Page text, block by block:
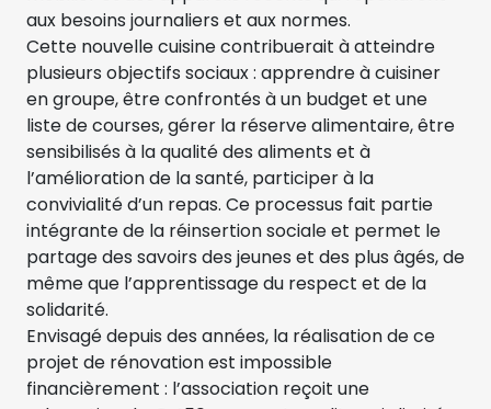
aux besoins journaliers et aux normes.
Cette nouvelle cuisine contribuerait à atteindre
plusieurs objectifs sociaux : apprendre à cuisiner
en groupe, être confrontés à un budget et une
liste de courses, gérer la réserve alimentaire, être
sensibilisés à la qualité des aliments et à
l’amélioration de la santé, participer à la
convivialité d’un repas. Ce processus fait partie
intégrante de la réinsertion sociale et permet le
partage des savoirs des jeunes et des plus âgés, de
même que l’apprentissage du respect et de la
solidarité.
Envisagé depuis des années, la réalisation de ce
projet de rénovation est impossible
financièrement : l’association reçoit une